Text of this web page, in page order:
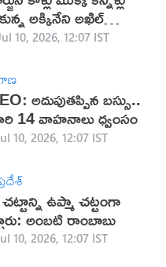
అక్కినేని అఖిల్
10, 2026, 12:07 IST
అదుపుతప్పిన బస్సు..
14 వాహనాలు ధ్వంసం
10, 2026, 12:07 IST
ఉప్మా చట్టంగా
అంబటి రాంబాబు
10, 2026, 12:07 IST